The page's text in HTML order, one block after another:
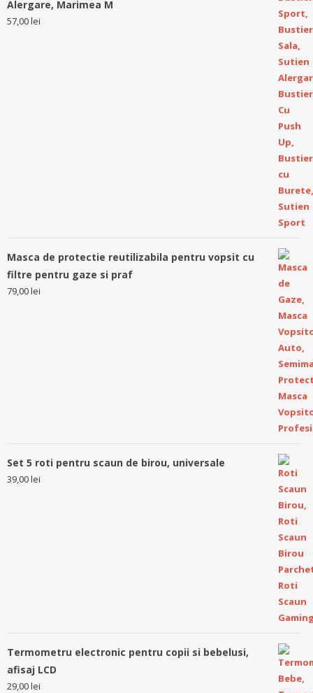
Alergare, Marimea M
57,00lei
Masca de protectie reutilizabila pentru vopsit cu
filtre pentru gaze si praf
79,00lei
Set 5 roti pentru scaun de birou, universale
39,00lei
Termometru electronic pentru copii si bebelusi,
afisaj LCD
29,00lei